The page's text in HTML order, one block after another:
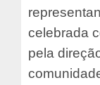
celebrada
pela